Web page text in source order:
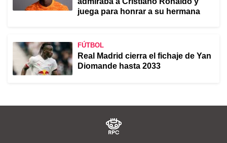
juega para honrar a su hermana
FÚTBOL
Real Madrid cierra el fichaje de Yan
Diomande hasta 2033